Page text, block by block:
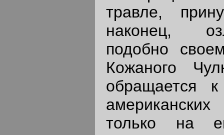
травле,
наконец,
подобно
Кожаного
обращается
только на